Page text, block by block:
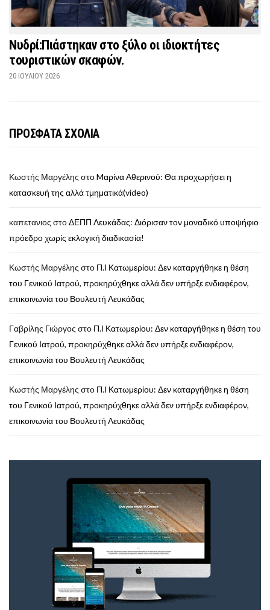
Νυδρί:Πιάστηκαν στο ξύλο οι ιδιοκτήτες
τουριστικών σκαφών.
20 ΙΟΥΛΊΟΥ 2026
ΠΡΟΣΦΑΤΑ ΣΧΟΛΙΑ
Κωστής Μαργέλης στοMαρίνα Αθερινού: Θα προχωρήσει η
κατασκευή της αλλά τμηματικά(video)
καπετανιος στοΔΕΠΠ Λευκάδας: Διόρισαν τον μοναδικό υποψήφιο
πρόεδρο χωρίς εκλογική διαδικασία!
Κωστής Μαργέλης στο Π.Ι Κατωμερίου: Δεν καταργήθηκε η θέση
του Γενικού Ιατρού, προκηρύχθηκε αλλά δεν υπήρξε ενδιαφέρον,
επικοινωνία του Βουλευτή Λευκάδας
Γαβρίλης Γιώργος στο Π.Ι Κατωμερίου: Δεν καταργήθηκε η θέση του
Γενικού Ιατρού, προκηρύχθηκε αλλά δεν υπήρξε ενδιαφέρον,
επικοινωνία του Βουλευτή Λευκάδας
Κωστής Μαργέλης στο Π.Ι Κατωμερίου: Δεν καταργήθηκε η θέση
του Γενικού Ιατρού, προκηρύχθηκε αλλά δεν υπήρξε ενδιαφέρον,
επικοινωνία του Βουλευτή Λευκάδας